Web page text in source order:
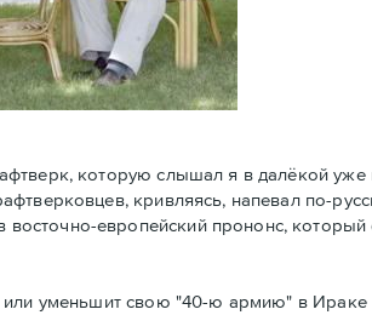
которую слышал я в далёкой
кривляясь, напевал по-
европейский прононс,
уменьшит свою "40-ю армию" в